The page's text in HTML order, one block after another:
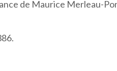
de Maurice Merleau-